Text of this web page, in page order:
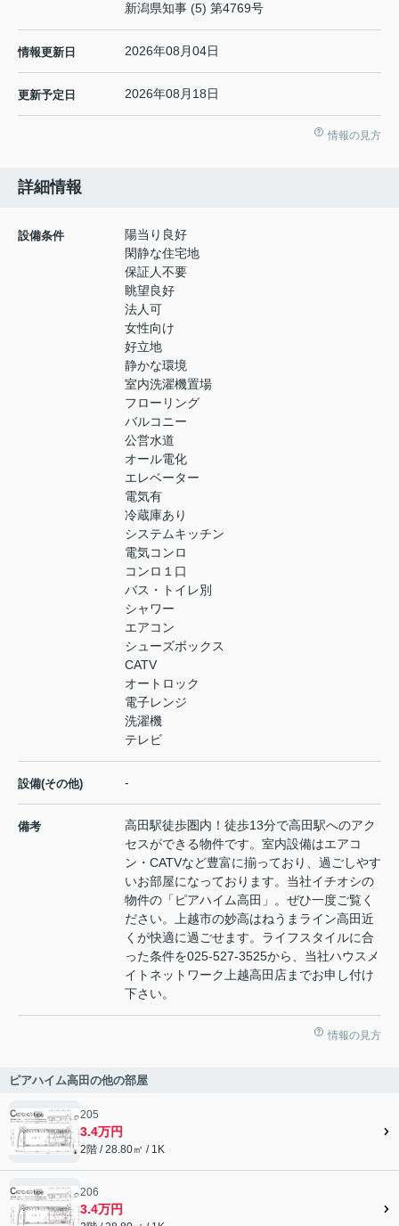
新潟県知事 (5) 第4769号
情報更新日 2026年08月04日
更新予定日 2026年08月18日
情報の見方
詳細情報
設備条件
陽当り良好
閑静な住宅地
保証人不要
眺望良好
法人可
女性向け
好立地
静かな環境
室内洗濯機置場
フローリング
バルコニー
公営水道
オール電化
エレベーター
電気有
冷蔵庫あり
システムキッチン
電気コンロ
コンロ１口
バス・トイレ別
シャワー
エアコン
シューズボックス
CATV
オートロック
電子レンジ
洗濯機
テレビ
設備(その他) -
備考
高田駅徒歩圏内！徒歩13分で高田駅へのアク
セスができる物件です。室内設備はエアコ
ン・CATVなど豊富に揃っており、過ごしやす
いお部屋になっております。当社イチオシの
物件の「ピアハイム高田」。ぜひ一度ご覧く
ださい。上越市の妙高はねうまライン高田近
くが快適に過ごせます。ライフスタイルに合
った条件を025-527-3525から、当社ハウスメ
イトネットワーク上越高田店までお申し付け
下さい。
情報の見方
ピアハイム高田の他の部屋
205
3.4万円
2階 / 28.80㎡ / 1K
206
3.4万円